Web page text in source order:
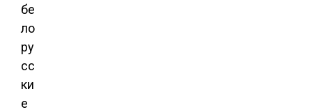
бе
ло
ру
сс
ки
е